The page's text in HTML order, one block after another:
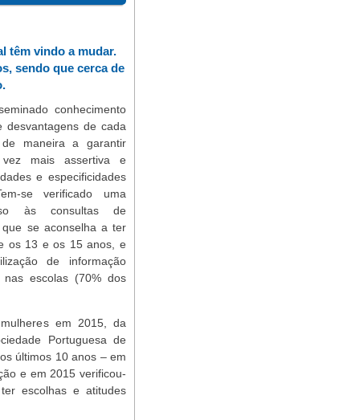
têm vindo a mudar.
sendo que cerca de
conhecimento
de cada
de maneira a garantir
mais assertiva e
e especificidades
se verificado uma
às consultas de
que se aconselha a ter
os 13 e os 15 anos, e
de informação
escolas (70% dos
em 2015, da
Portuguesa de
últimos 10 anos – em
e em 2015 verificou-
escolhas e atitudes